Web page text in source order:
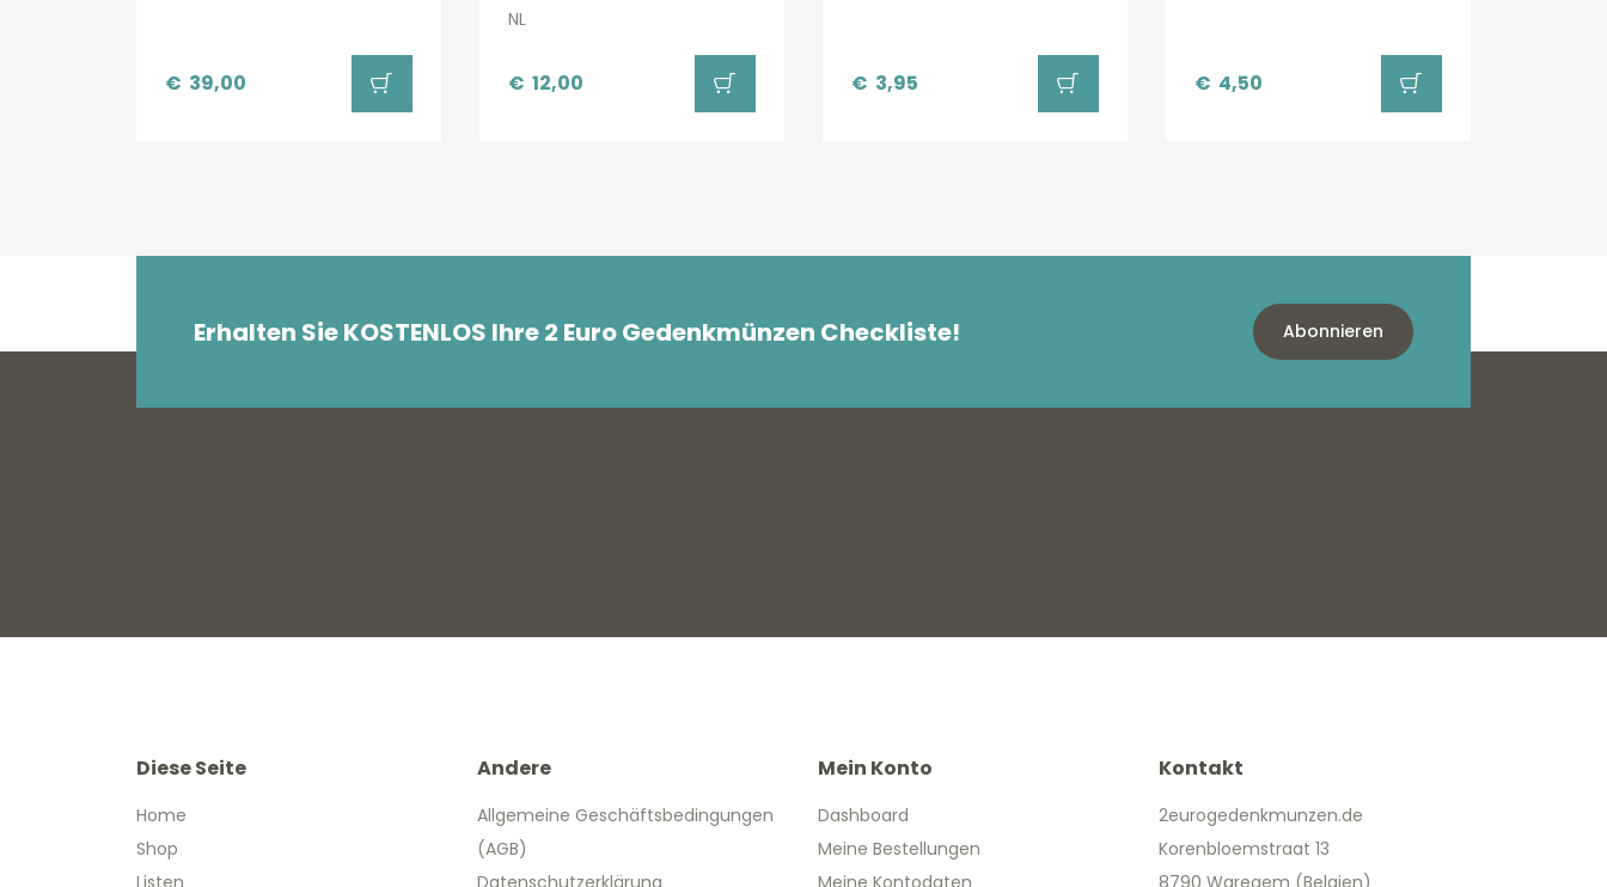
€ 39,00
NL
€ 12,00 € 3,95 € 4,50
Erhalten Sie KOSTENLOS Ihre 2 Euro Gedenkmünzen Checkliste! Abonnieren
Diese Seite
Home
Shop
Andere
Allgemeine Geschäftsbedingungen
(AGB)
Mein Konto
Dashboard
Meine Bestellungen
Kontakt
2eurogedenkmunzen.de
Korenbloemstraat 13